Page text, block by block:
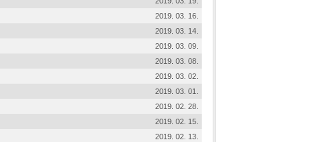
2019. 03. 16.
2019. 03. 14.
2019. 03. 09.
2019. 03. 08.
2019. 03. 02.
2019. 03. 01.
2019. 02. 28.
2019. 02. 15.
2019. 02. 13.